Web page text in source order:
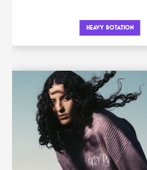
HEAVY ROTATION